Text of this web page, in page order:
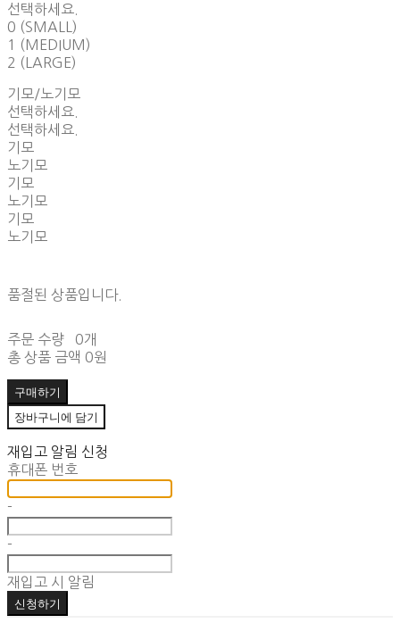
선택하세요.
0 (SMALL)
1 (MEDIUM)
2 (LARGE)
기모/노기모
선택하세요.
선택하세요.
기모
노기모
기모
노기모
기모
노기모
품절된 상품입니다.
주문 수량
0개
총 상품 금액 0원
구매하기
장바구니에 담기
재입고 알림 신청
휴대폰 번호
-
-
재입고 시 알림
신청하기